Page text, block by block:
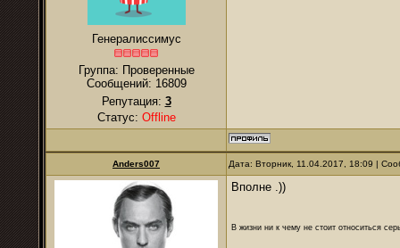
Генералиссимус
Группа: Проверенные
Сообщений: 16809
Репутация: 3
Статус: Offline
Anders007 Дата: Вторник, 11.04.2017, 18:09 |
Вполне .))
В жизни ни к чему не стоит относиться